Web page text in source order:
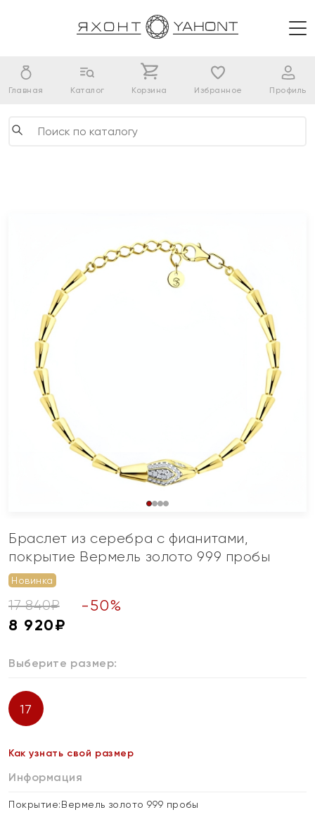
Главная Каталог Корзина Избранное Профиль
Браслет из серебра с фианитами,
покрытие Вермель золото 999 пробы
Новинка
17 840₽ -50%
8 920₽
Выберите размер:
17
Как узнать свой размер
Информация
Покрытие:Вермель золото 999 пробы